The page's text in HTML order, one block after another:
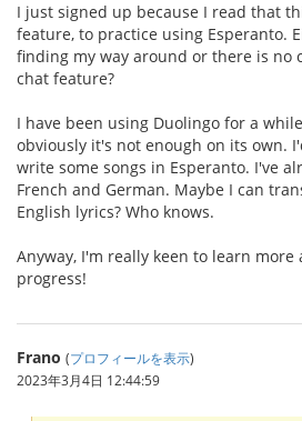
I just signed up because I read that
feature, to practice using Esperanto.
finding my way around or there is no
chat feature?
I have been using Duolingo for a
obviously it's not enough on its own.
write some songs in Esperanto. I've
French and German. Maybe I can
English lyrics? Who knows.
Anyway, I'm really keen to learn more
progress!
Frano (プロフィールを表示)
2023年3月4日 12:44:59